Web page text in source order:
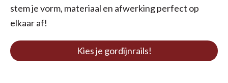
stem je vorm, materiaal en afwerking perfect op
elkaar af!
Kies je gordijnrails!